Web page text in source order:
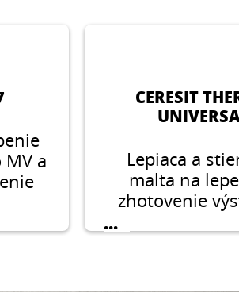
MV a
CERESIT
Lepiaca a
malta na
zhotovenie
vrstvy z EPS,
na tepelných
...